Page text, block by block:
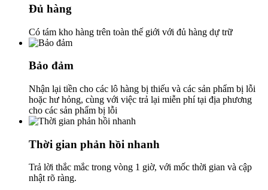
Đủ hàng
Có tám kho hàng trên toàn thế giới với đủ hàng dự trữ
Bảo đảm
Nhận lại tiền cho các lô hàng bị thiếu và các sản phẩm bị lỗi
hoặc hư hỏng, cùng với việc trả lại miễn phí tại địa phương
cho các sản phẩm bị lỗi
Thời gian phản hồi nhanh
Trả lời thắc mắc trong vòng 1 giờ, với mốc thời gian và cập
nhật rõ ràng.